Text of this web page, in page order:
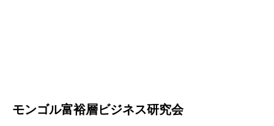
モンゴル富裕層ビジネス研究会